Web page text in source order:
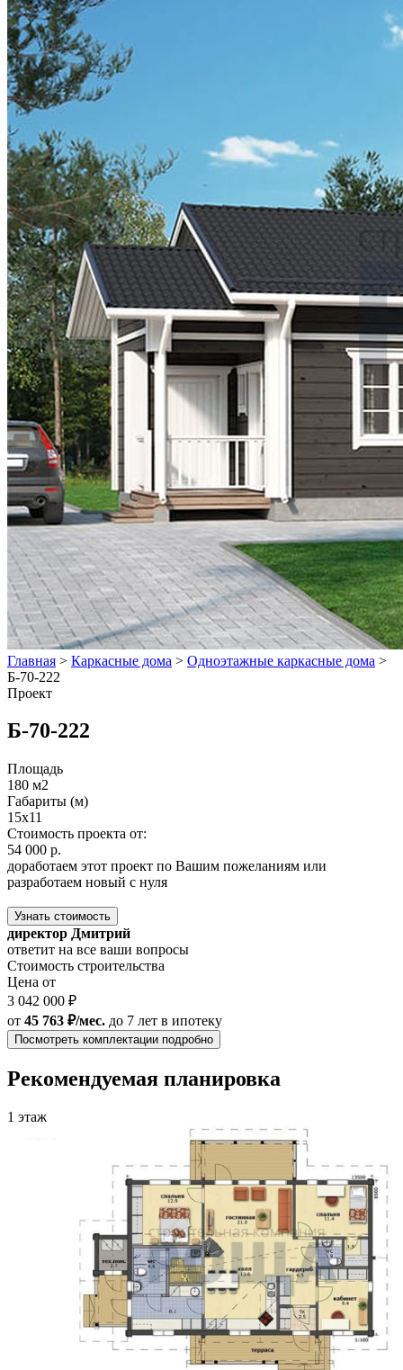
Главная > Каркасные дома > Одноэтажные каркасные дома >
Б-70-222
Проект
Б-70-222
Площадь
180 м2
Габариты (м)
15x11
Стоимость проекта от:
54 000 р.
доработаем этот проект по Вашим пожеланиям или
разработаем новый с нуля
Узнать стоимость
директор Дмитрий
ответит на все ваши вопросы
Стоимость строительства
Цена от
3 042 000 ₽
от 45 763 ₽/мес. до 7 лет в ипотеку
Посмотреть комплектации подробно
Рекомендуемая планировка
1 этаж